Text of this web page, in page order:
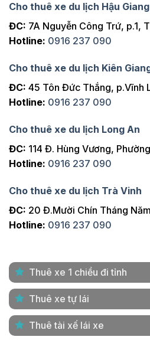
Cho thuê xe du lịch Hậu Giang
ĐC: 7A Nguyễn Công Trứ, p.1,
Hotline: 0916 237 090
Cho thuê xe du lịch Kiên
ĐC: 45 Tôn Đức Thắng, p.Vĩnh
Hotline: 0916 237 090
Cho thuê xe du lịch Long An
ĐC: 114 Đ. Hùng Vương,
Hotline: 0916 237 090
Cho thuê xe du lịch Trà Vinh
ĐC: 20 Đ.Mười Chín Tháng
Hotline: 0916 237 090
Thuê xe 1 chiều đi tỉnh
Thuê xe tự lái
Thuê tài xế lái xe